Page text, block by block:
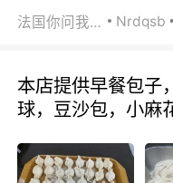
法国你问我答 Nrdqsb
本店提供早餐包子
球，豆沙包，小麻